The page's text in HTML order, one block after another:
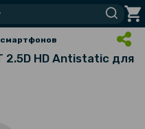
2.5D HD Antistatic для